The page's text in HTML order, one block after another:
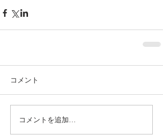
コメント
コメントを追加…